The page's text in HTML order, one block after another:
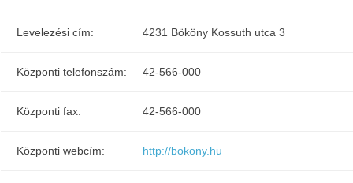
Levelezési cím: 4231 Bököny Kossuth utca 3
Központi telefonszám: 42-566-000
Központi fax: 42-566-000
Központi webcím: http://bokony.hu